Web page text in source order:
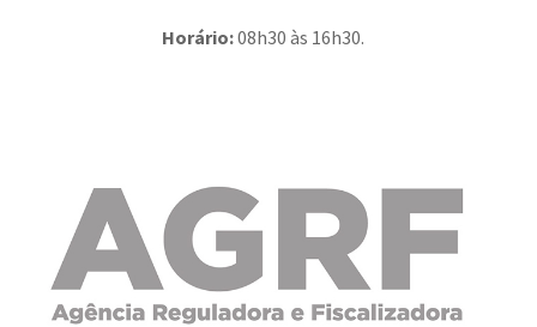
Horário:08h30 às 16h30.